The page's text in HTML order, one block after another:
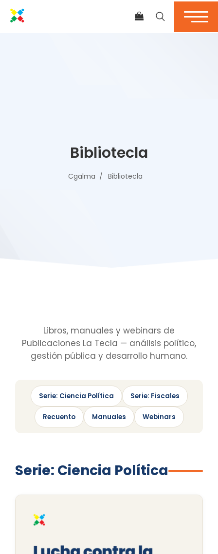
Bibliotecla
Cgalma Bibliotecla
Libros, manuales y webinars de
Publicaciones La Tecla — análisis político,
gestión pública y desarrollo humano.
Serie: Ciencia Política Serie: Fiscales
Recuento Manuales Webinars
Serie: Ciencia Política